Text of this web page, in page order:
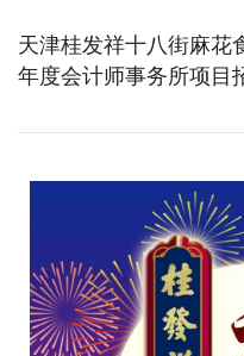
天津桂发祥十八街麻花
年度会计师事务所项目